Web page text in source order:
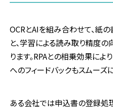
OCRとAIを組み合わせて、紙
と、学習による読み取り精度
ります。RPAとの相乗効果によ
へのフィードバックもスムーズ
ある会社では申込書の登録処